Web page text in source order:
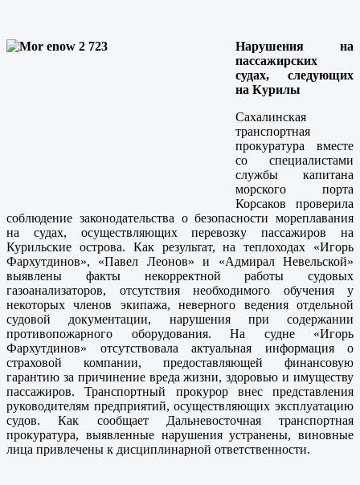
Нарушения на
пассажирских
судах, следующих
на Курилы
Сахалинская
транспортная
прокуратура вместе
со специалистами
службы капитана
морского порта
Корсаков проверила
соблюдение законодательства о безопасности мореплавания
на судах, осуществляющих перевозку пассажиров на
Курильские острова. Как результат, на теплоходах «Игорь
Фархутдинов», «Павел Леонов» и «Адмирал Невельской»
выявлены факты некорректной работы судовых
газоанализаторов, отсутствия необходимого обучения у
некоторых членов экипажа, неверного ведения отдельной
судовой документации, нарушения при содержании
противопожарного оборудования. На судне «Игорь
Фархутдинов» отсутствовала актуальная информация о
страховой компании, предоставляющей финансовую
гарантию за причинение вреда жизни, здоровью и имуществу
пассажиров. Транспортный прокурор внес представления
руководителям предприятий, осуществляющих эксплуатацию
судов. Как сообщает Дальневосточная транспортная
прокуратура, выявленные нарушения устранены, виновные
лица привлечены к дисциплинарной ответственности.